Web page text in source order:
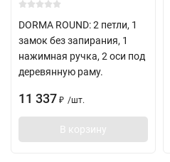
DORMA ROUND: 2 петли, 1
замок без запирания, 1
нажимная ручка, 2 оси под
деревянную раму.
11 337 ₽ /шт.
В корзину